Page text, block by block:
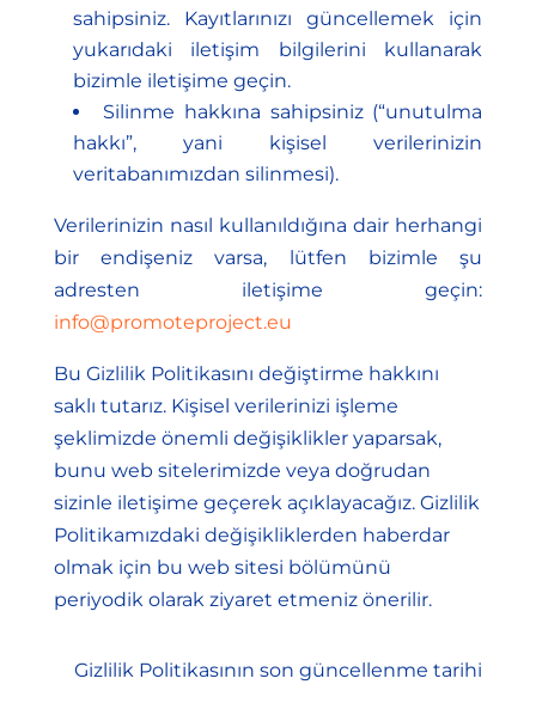
sahipsiniz. Kayıtlarınızı güncellemek için
yukarıdaki iletişim bilgilerini kullanarak
bizimle iletişime geçin.
Silinme hakkına sahipsiniz (“unutulma
hakkı”, yani kişisel verilerinizin
veritabanımızdan silinmesi).
Verilerinizin nasıl kullanıldığına dair herhangi
bir endişeniz varsa, lütfen bizimle şu
adresten iletişime geçin:
info@promoteproject.eu
Bu Gizlilik Politikasını değiştirme hakkını
saklı tutarız. Kişisel verilerinizi işleme
şeklimizde önemli değişiklikler yaparsak,
bunu web sitelerimizde veya doğrudan
sizinle iletişime geçerek açıklayacağız. Gizlilik
Politikamızdaki değişikliklerden haberdar
olmak için bu web sitesi bölümünü
periyodik olarak ziyaret etmeniz önerilir.
Gizlilik Politikasının son güncellenme tarihi